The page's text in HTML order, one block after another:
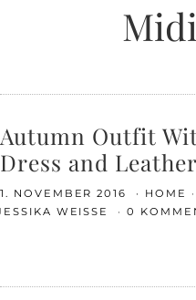
Autumn Outfit
Dress and
1. NOVEMBER 2016
HOME
WEISSE
0